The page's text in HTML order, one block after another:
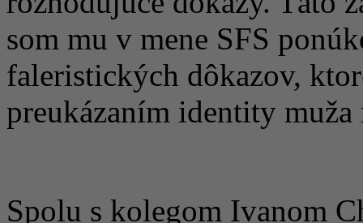
som mu v mene SFS
faleristických dôkazov,
preukázaním identity muža
Spolu s kolegom Ivanom